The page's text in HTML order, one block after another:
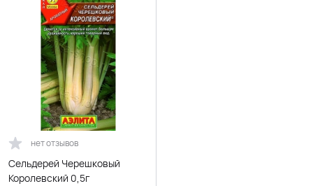
нет отзывов
Сельдерей Черешковый
Королевский 0,5г